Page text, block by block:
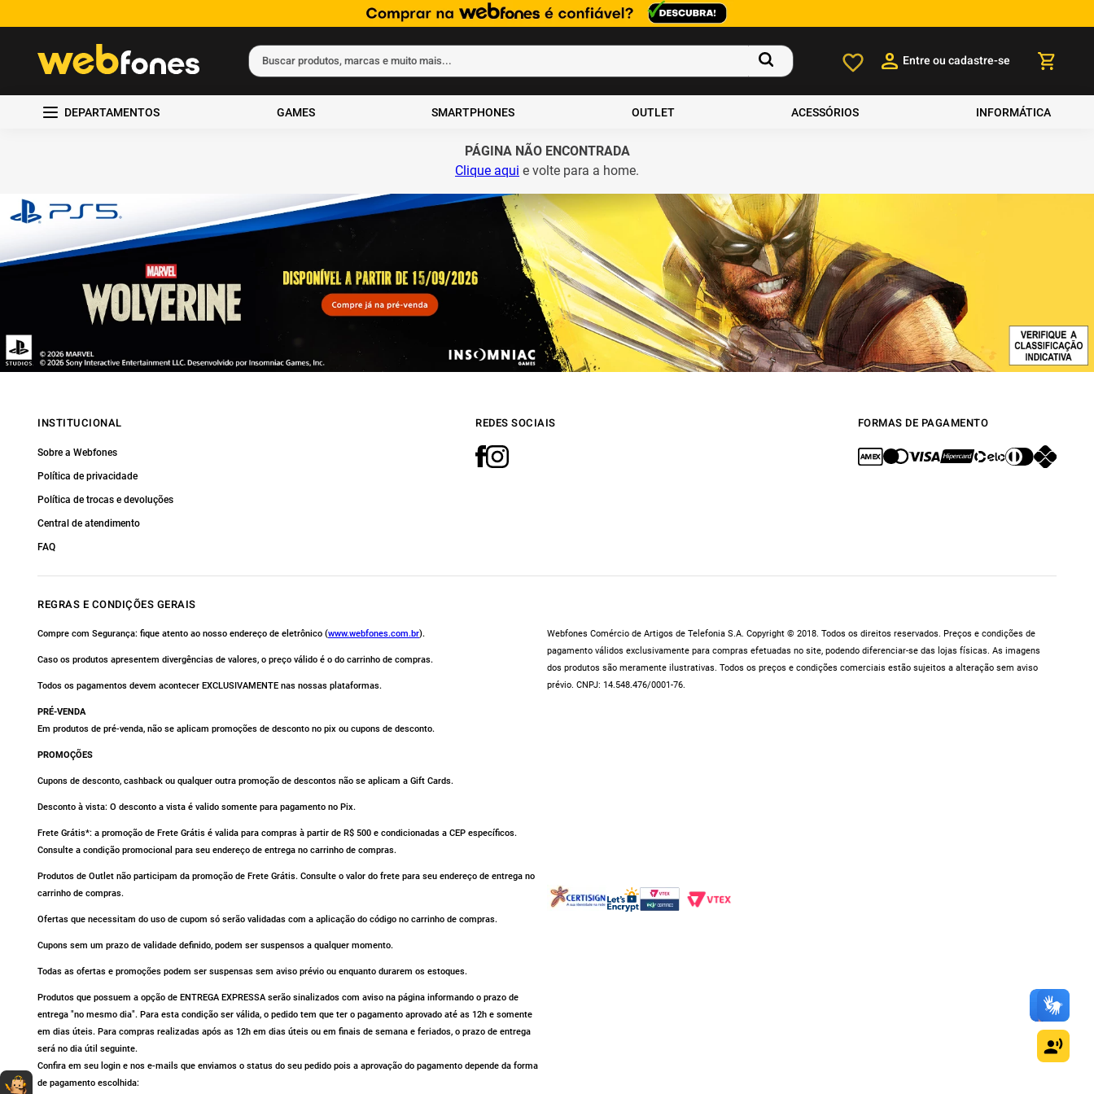
Buscar produtos, marcas e muito mais...
Entre ou cadastre-se
DEPARTAMENTOS GAMES SMARTPHONES OUTLET ACESSÓRIOS INFORMÁTICA
Dúvidas sobre produtos?
Fale comigo
PÁGINA NÃO ENCONTRADA
Clique aqui e volte para a home.
INSTITUCIONAL
Sobre a Webfones
Política de privacidade
Política de trocas e devoluções
Central de atendimento
FAQ
REDES SOCIAIS FORMAS DE PAGAMENTO
REGRAS E CONDIÇÕES GERAIS
Compre com Segurança: fique atento ao nosso endereço de eletrônico (www.webfones.com.br).
Caso os produtos apresentem divergências de valores, o preço válido é o do carrinho de compras.
Todos os pagamentos devem acontecer EXCLUSIVAMENTE nas nossas plataformas.
PRÉ-VENDA
Em produtos de pré-venda, não se aplicam promoções de desconto no pix ou cupons de desconto.
PROMOÇÕES
Cupons de desconto, cashback ou qualquer outra promoção de descontos não se aplicam a Gift Cards.
Desconto à vista: O desconto a vista é valido somente para pagamento no Pix.
Frete Grátis*: a promoção de Frete Grátis é valida para compras à partir de R$ 500 e condicionadas a CEP específicos.
Consulte a condição promocional para seu endereço de entrega no carrinho de compras.
Produtos de Outlet não participam da promoção de Frete Grátis. Consulte o valor do frete para seu endereço de entrega no
carrinho de compras.
Ofertas que necessitam do uso de cupom só serão validadas com a aplicação do código no carrinho de compras.
Cupons sem um prazo de validade definido, podem ser suspensos a qualquer momento.
Todas as ofertas e promoções podem ser suspensas sem aviso prévio ou enquanto durarem os estoques.
Produtos que possuem a opção de ENTREGA EXPRESSA serão sinalizados com aviso na página informando o prazo de
entrega "no mesmo dia". Para esta condição ser válida, o pedido tem que ter o pagamento aprovado até as 12h e somente
em dias úteis. Para compras realizadas após as 12h em dias úteis ou em finais de semana e feriados, o prazo de entrega
será no dia útil seguinte.
Confira em seu login e nos e-mails que enviamos o status do seu pedido pois a aprovação do pagamento depende da forma
de pagamento escolhida:
Webfones Comércio de Artigos de Telefonia S.A. Copyright © 2018. Todos os direitos reservados. Preços e condições de
pagamento válidos exclusivamente para compras efetuadas no site, podendo diferenciar-se das lojas físicas. As imagens
dos produtos são meramente ilustrativas. Todos os preços e condições comerciais estão sujeitos a alteração sem aviso
prévio. CNPJ: 14.548.476/0001-76.
Termos mais buscados
4º
smartphone